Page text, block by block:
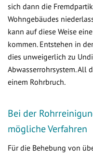
sich dann die
Wohngebäudes
kann auf diese Weise
kommen. Entstehen in
dies unweigerlich zu
Abwasserrohrsystem. All
einem Rohrbruch.
Bei der
mögliche Verfahren
Für die Behebung von